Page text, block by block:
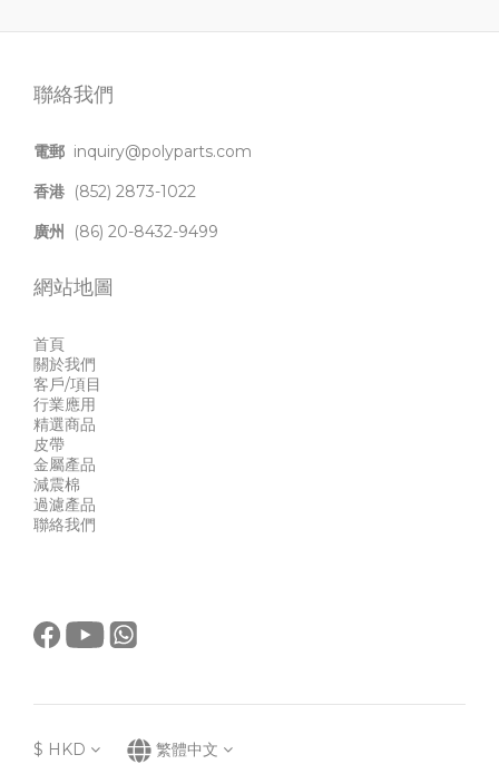
聯絡我們
電郵 inquiry@polyparts.com
香港 (852) 2873-1022
廣州
(86) 20-8432-9499
網站地圖
首頁
關於我們
客戶/項目
行業應用
精選商品
皮帶
金屬產品
減震棉
過濾產品
聯絡我們
$ HKD 繁體中文